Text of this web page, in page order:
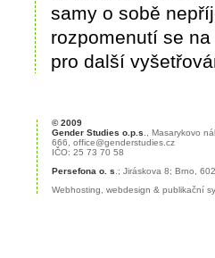
samy o sobě
rozpomenutí se
pro další
© 2009
Gender Studies o.p.s ., Masarykovo
666, office@genderstudies.cz
IČO: 25 73 70 58
Persefona o. s .; Jiráskova 8; Brno,
Webhosting
webdesign & publikační